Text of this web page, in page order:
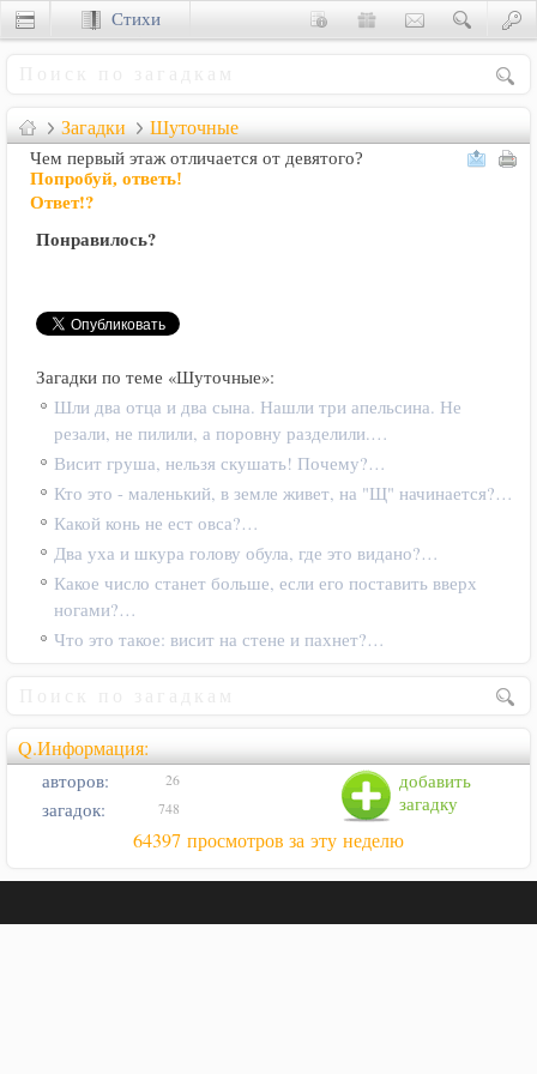
Загадки Шуточные
Чем первый этаж отличается от девятого?
Попробуй, ответь!
Ответ!?
Понравилось?
Загадки по теме «Шуточные»:
Шли два отца и два сына. Нашли три апельсина. Не
резали, не пилили, а поровну разделили.…
Висит груша, нельзя скушать! Почему?…
Кто это - маленький, в земле живет, на "Щ" начинается?…
Какой конь не ест овса?…
Два уха и шкура голову обула, где это видано?…
Какое число станет больше, если его поставить вверх
ногами?…
Что это такое: висит на стене и пахнет?…
Q.Информация:
добавить
загадку
авторов: 26
загадок: 748
64397 просмотров за эту неделю
Стихи